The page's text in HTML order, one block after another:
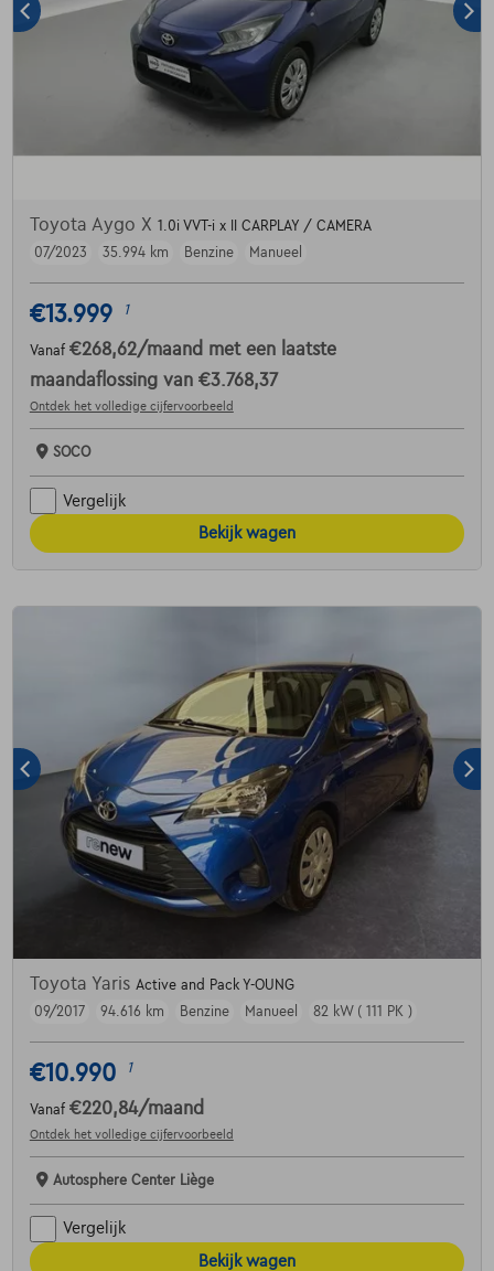
Toyota Aygo X 1.0i VVT-i x II CARPLAY / CAMERA
07/2023
35.994 km Benzine Manueel
€13.999 1
Vanaf €268,62/maand met een laatste
maandaflossing van €3.768,37
Ontdek het volledige cijfervoorbeeld
SOCO
Vergelijk
Bekijk wagen
Toyota Yaris Active and Pack Y-OUNG
09/2017
94.616 km Benzine Manueel 82 kW ( 111 PK )
€10.990 1
Vanaf €220,84/maand
Ontdek het volledige cijfervoorbeeld
Autosphere Center Liège
Vergelijk
Bekijk wagen